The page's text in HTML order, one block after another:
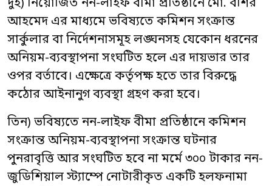
দুই) নিয়োজিত নন-লাইফ বীমা প্রতিষ্ঠানে মো. বশির
আহমেদ এর মাধ্যমে ভবিষ্যতে কমিশন সংক্রান্ত
সার্কুলার বা নির্দেশনাসমূহ লঙ্ঘনসহ যেকোন ধরনের
অনিয়ম-ব্যবস্থাপনা সংঘটিত হলে এর দায়ভার তার
ওপর বর্তাবে। এক্ষেত্রে কর্তৃপক্ষ হতে তার বিরুদ্ধে
কঠোর আইনানুগ ব্যবস্থা গ্রহণ করা হবে।
তিন) ভবিষ্যতে নন-লাইফ বীমা প্রতিষ্ঠানে কমিশন
সংক্রান্ত অনিয়ম-ব্যবস্থাপনা সংক্রান্ত ঘটনার
পুনরাবৃত্তি আর সংঘটিত হবে না মর্মে ৩০০ টাকার নন-
জুডিশিয়াল স্ট্যাম্পে নোটারীকৃত একটি হলফনামা